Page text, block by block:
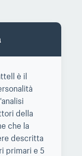
è il
della
che la
descritta
primari e 5